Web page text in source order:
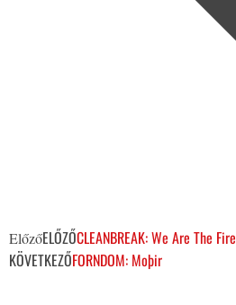
ElőzőELŐZŐCLEANBREAK: We Are The Fire
KÖVETKEZŐFORNDOM: Moþir